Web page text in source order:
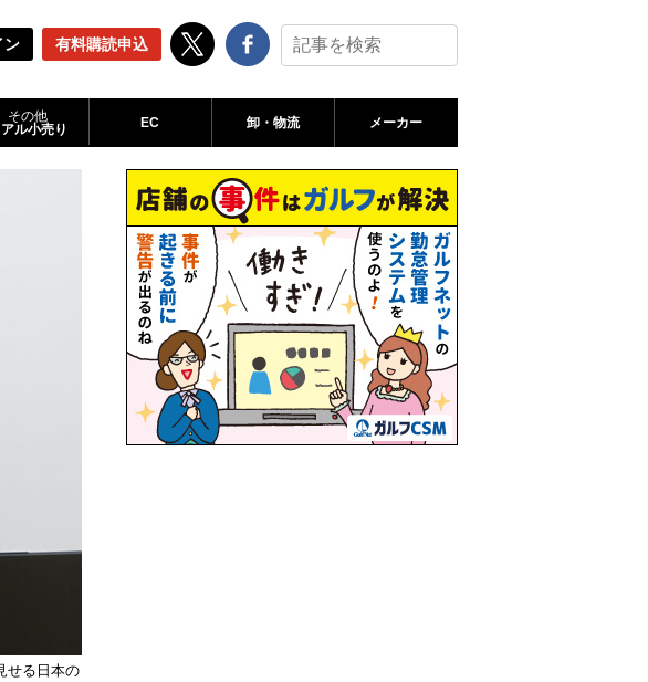
ン 有料購読申込
その他
アル小売り
EC 卸・物流 メーカー
せる日本の